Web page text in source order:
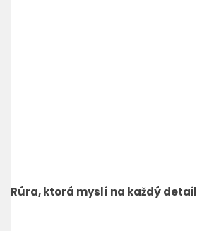
Rúra, ktorá myslí na každý detail